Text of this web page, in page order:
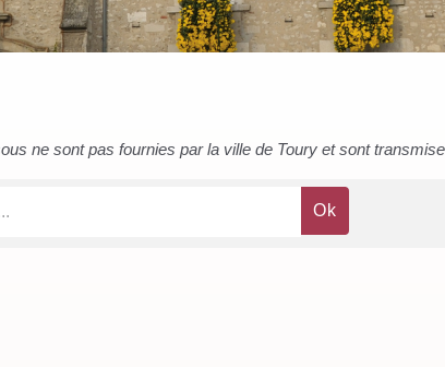
ne sont pas fournies par la ville de Toury et sont